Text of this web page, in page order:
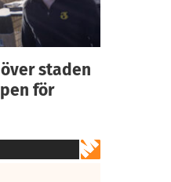
staden
för